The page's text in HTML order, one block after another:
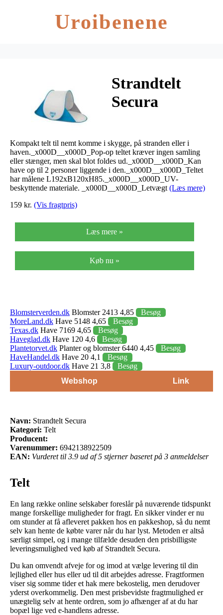
Uroibenene
Strandtelt
Secura
Kompakt telt til nemt komme i skygge, på stranden eller i
haven._x000D__x000D_Pop-op teltet kræver ingen samling
eller stænger, men skal blot foldes ud._x000D__x000D_Kan
have op til 2 personer liggende i den._x000D__x000D_Teltet
har målene L192xB120xH85._x000D__x000D_UV-
beskyttende materiale. _x000D__x000D_Letvægt (Læs mere)
159 kr. (Vis fragtpris)
Læs mere »
Køb nu »
Blomsterverden.dk Blomster 2413 4,85
Besøg
MoreLand.dk Have 5148 4,65
Besøg
Texas.dk Have 7169 4,65
Besøg
Haveglad.dk Have 120 4,6
Besøg
Plantetorvet.dk Planter og blomster 6440 4,45
Besøg
HaveHandel.dk Have 20 4,1
Besøg
Luxury-outdoor.dk Have 21 3,8
Besøg
Webshop
Link
Navn: Strandtelt Secura
Kategori: Telt
Producent:
Varenummer: 6942138922509
EAN: Vurderet til 3.9 ud af 5 stjerner baseret på 3 anmeldelser
Telt
En lang række online selskaber foreslår på nuværende tidspunkt
mange forskellige muligheder for fragt. En sikker vinder er nu
om stunder at få afleveret pakken hos en pakkeshop, så du nemt
selv kan hente de købte varer når du har lyst. Metoden er altså
særligt simpel, og i mange tilfælde desuden den prisbilligste
leveringsmulighed ved køb af Strandtelt Secura.
Du kan omvendt afveje for og imod at vælge levering til din
lejlighed eller hus eller ud til dit arbejdes adresse. Fragtformen
viser sig somme tider et hak mere bekostelig, men derudover
yderst overkommelig. Den mest prisbevidste fragtmulighed er
unægtelig selv at hente ordren, som jo afhænger af at du har
bopæl lige ved e-handlens adresse.